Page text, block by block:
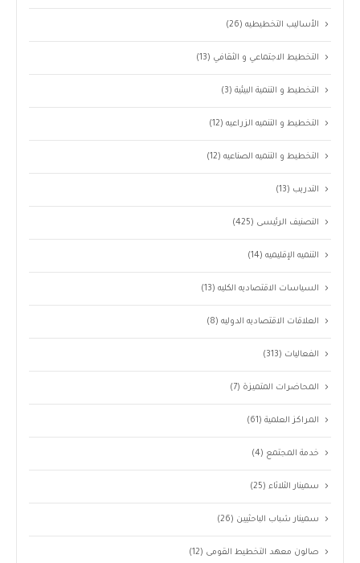
الأساليب التخطيطيه(26)
التخطيط الاجتماعي و الثقافي (13)
التخطيط و التنمية البيئية(3)
التخطيط و التنميه الزراعيه(12)
التخطيط و التنميه الصناعيه(12)
التدريب (13)
التصنيف الرئيسى (425)
التنميه الإقليميه(14)
السياسات الاقتصاديه الكليه(13)
العلاقات الاقتصاديه الدوليه(8)
الفعاليات (313)
المحاضرات المتميزة (7)
المراكز العلمية(61)
خدمة المجتمع (4)
سمينار الثلاثاء(25)
سمينار شباب الباحثيين (26)
صالون معهد التخطيط القومى (12)